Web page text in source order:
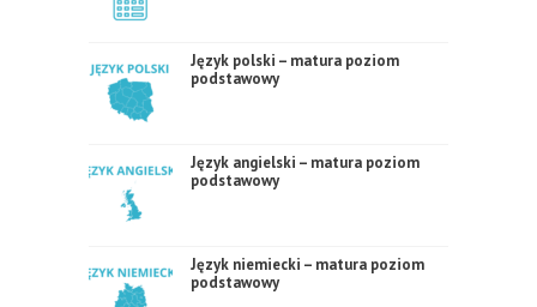
Język polski – matura poziom
podstawowy
Język angielski – matura poziom
podstawowy
Język niemiecki – matura poziom
podstawowy